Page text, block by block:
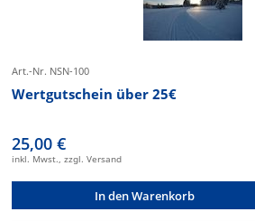
Art.-Nr. NSN-100
Wertgutschein über 25€
25,00 €
inkl. Mwst., zzgl. Versand
In den Warenkorb